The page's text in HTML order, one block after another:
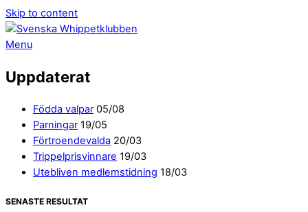
Skip to content
Menu
Uppdaterat
Födda valpar 05/08
Parningar 19/05
Förtroendevalda 20/03
Trippelprisvinnare 19/03
Utebliven medlemstidning 18/03
SENASTE RESULTAT